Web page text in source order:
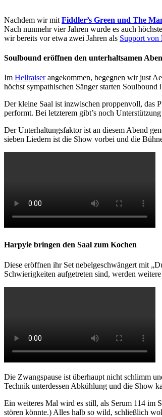
Nachdem wir mit Fiddler’s Green und The
Nach nunmehr vier Jahren wurde es auch
wir bereits vor etwa zwei Jahren als Support von
Soulbound eröffnen den unterhaltsamen
Im Hellraiserangekommen, begegnen wir just
höchst sympathischen Sänger starten Soulbound
Der kleine Saal ist inzwischen proppenvoll, das
performt. Bei letzterem gibt’s noch
Der Unterhaltungsfaktor ist an diesem Abend
sieben Liedern ist die Show vorbei und die
Harpyie bringen den Saal zum Kochen
Diese eröffnen ihr Set nebelgeschwängert mit
Schwierigkeiten aufgetreten sind, werden
Die Zwangspause ist überhaupt nicht schlimm
Technik unterdessen Abkühlung und die Show
Ein weiteres Mal wird es still, als Serum 114 im
stören könnte.) Alles halb so wild, schließlich